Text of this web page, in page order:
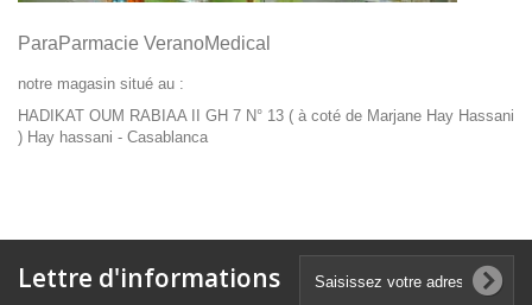
ParaParmacie VeranoMedical
notre magasin situé au :
HADIKAT OUM RABIAA II GH 7 N° 13 ( à coté de Marjane Hay Hassani
) Hay hassani - Casablanca
Lettre d'informations